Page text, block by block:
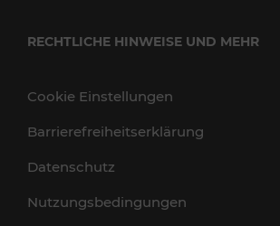
RECHTLICHE HINWEISE UND MEHR
Cookie Einstellungen
Barrierefreiheitserklärung
Datenschutz
Nutzungsbedingungen